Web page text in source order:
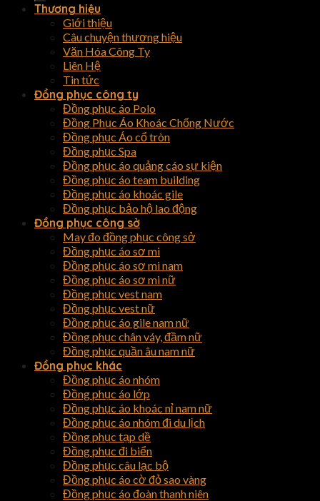
Thương hiệu
Giới thiệu
Câu chuyện thương hiệu
Văn Hóa Công Ty
Liên Hệ
Tin tức
Đồng phục công ty
Đồng phục áo Polo
Đồng Phục Áo Khoác Chống Nước
Đồng phục Áo cổ tròn
Đồng phục Spa
Đồng phục áo quảng cáo sự kiện
Đồng phục áo team building
Đồng phục áo khoác gile
Đồng phục bảo hộ lao động
Đồng phục công sở
May đo đồng phục công sở
Đồng phục áo sơ mi
Đồng phục áo sơ mi nam
Đồng phục áo sơ mi nữ
Đồng phục vest nam
Đồng phục vest nữ
Đồng phục áo gile nam nữ
Đồng phục chân váy, đầm nữ
Đồng phục quần âu nam nữ
Đồng phục khác
Đồng phục áo nhóm
Đồng phục áo lớp
Đồng phục áo khoác nỉ nam nữ
Đồng phục áo nhóm đi du lịch
Đồng phục tạp dề
Đồng phục đi biển
Đồng phục câu lạc bộ
Đồng phục áo cờ đỏ sao vàng
Đồng phục áo đoàn thanh niên